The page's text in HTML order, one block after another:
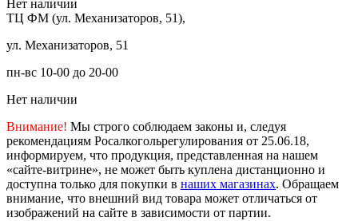
Нет наличии
ТЦ ФМ (ул. Механизаторов, 51),
ул. Механизаторов, 51
пн-вс 10-00 до 20-00
Нет наличии
Внимание! Мы строго соблюдаем законы и, следуя
рекомендациям Росалкогольрегулирования от 25.06.18,
информируем, что продукция, представленная на нашем
«сайте-витрине», не может быть куплена дистанционно и
доступна только для покупки в наших магазинах. Обращаем
внимание, что внешний вид товара может отличаться от
изображений на сайте в зависимости от партии.